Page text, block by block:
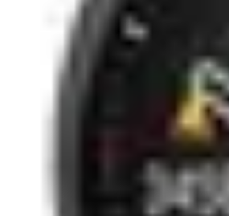
Urgencia Alarma
Consejos y MantenimientoGuías y Tutoriales
Urgencia Alarma